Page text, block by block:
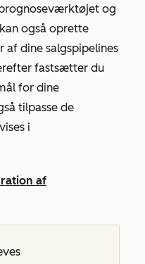
og
også oprette
dine salgspipelines
fastsætter du
for dine
tilpasse de
i
af